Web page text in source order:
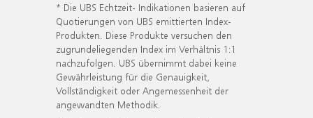
* Die UBS Echtzeit- Indikationen basieren auf
Quotierungen von UBS emittierten Index-
Produkten. Diese Produkte versuchen den
zugrundeliegenden Index im Verhältnis 1:1
nachzufolgen. UBS übernimmt dabei keine
Gewährleistung für die Genauigkeit,
Vollständigkeit oder Angemessenheit der
angewandten Methodik.